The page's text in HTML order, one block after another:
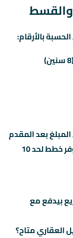
والقسط
بالأرقام:
بعد المقدم
على 8 سنين (96 شهر). بعض المطورين بيوفر خطط لحد 10
بيدفع مع
العقاري متاح؟